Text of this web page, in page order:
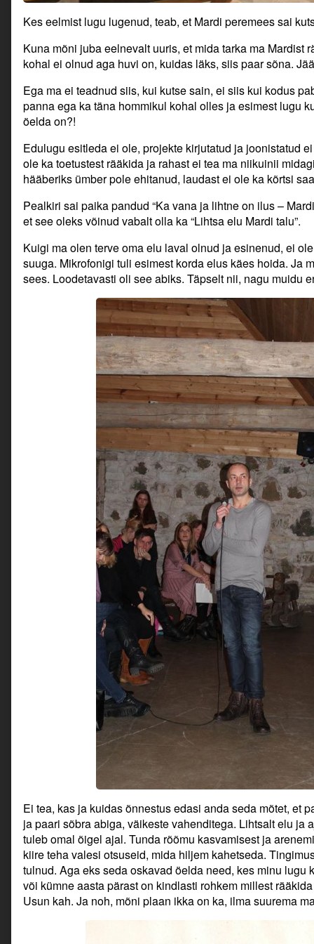
Kes eelmist lugu lugenud, teab, et Mardi peremees sai
Kuna mõni juba eelnevalt uuris, et mida tarka ma Mardist
kohal ei olnud aga huvi on, kuidas läks, siis paar sõna.
Ega ma ei teadnud siis, kui kutse sain, ei siis kui kodus
panna ega ka täna hommikul kohal olles ja esimest lugu
öelda on?!
Edulugu esitleda ei ole, projekte kirjutatud ja joonistatud
ole ka toetustest rääkida ja rahast ei tea ma niikuinii
hääberiks ümber pole ehitanud, laudast ei ole ka kõrtsi
Pealkiri sai paika pandud “Ka vana ja lihtne on ilus –
et see oleks võinud vabalt olla ka “Lihtsa elu Mardi talu”.
Kuigi ma olen terve oma elu laval olnud ja esinenud, ei
suuga. Mikrofonigi tuli esimest korda elus käes hoida. Ja
sees. Loodetavasti oli see abiks. Täpselt nii, nagu muidu
Ei tea, kas ja kuidas õnnestus edasi anda seda mõtet, et
ja paari sõbra abiga, väikeste vahenditega. Lihtsalt elu ja
tuleb omal õigel ajal. Tunda rõõmu kasvamisest ja
kiire teha valesi otsuseid, mida hiljem kahetseda.
tulnud. Aga eks seda oskavad öelda need, kes minu
või kümne aasta pärast on kindlasti rohkem millest
Usun kah. Ja noh, mõni plaan ikka on ka, ilma suurema